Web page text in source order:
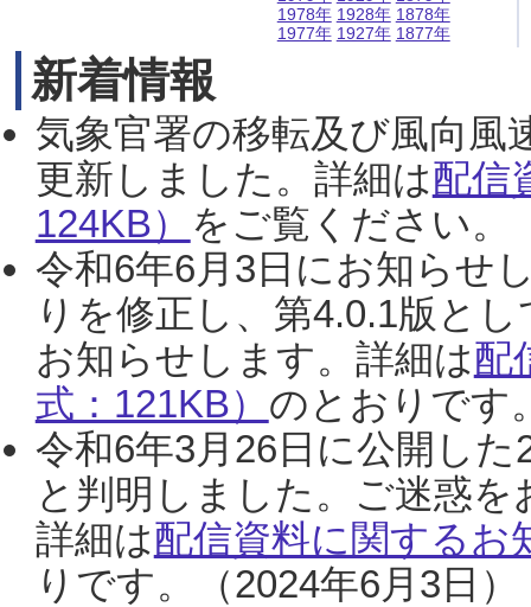
1978年
1977年
1928年
1927年
1878年
1877年
新着情報
気象官署の移転及び風向風
更新しました。詳細は配信
124KB） をご覧ください。
令和6年6月3日にお知らせ
りを修正し、第4.0.1版と
お知らせします。詳細は配
式：121KB） のとおりです
令和6年3月26日に公開し
と判明しました。ご迷惑
詳細は配信資料に関するお
りです。（2024年6月3日）